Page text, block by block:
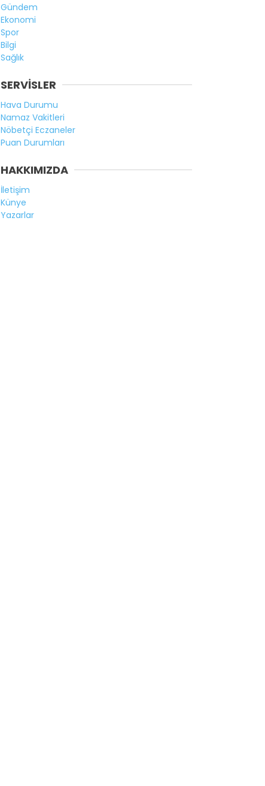
Gündem
Ekonomi
Spor
Bilgi
Sağlık
SERVİSLER
Hava Durumu
Namaz Vakitleri
Nöbetçi Eczaneler
Puan Durumları
HAKKIMIZDA
İletişim
Künye
Yazarlar